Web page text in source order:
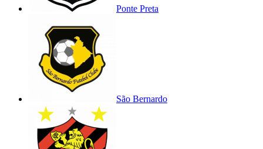
Ponte Preta
São Bernardo